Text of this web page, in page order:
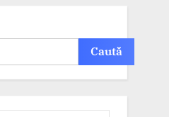
Caută